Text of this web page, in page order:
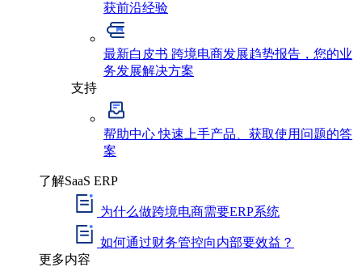
获前沿经验
最新白皮书 跨境电商发展趋势报告，您的业
务发展解决方案
支持
帮助中心快速上手产品、获取使用问题的答
案
了解SaaS ERP
为什么做跨境电商需要ERP系统
如何通过财务管控向内部要效益？
更多内容